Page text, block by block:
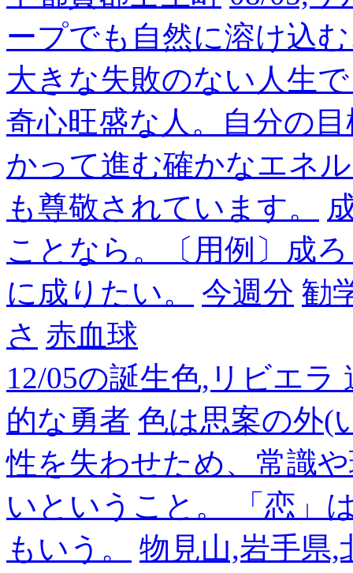
ープでも自然に溶け込
大きな失敗のない人生
奇心旺盛な人。自分の
かって進む確かなエネ
も尊敬されています。
ことなら。〔用例〕成
に成りたい。
今週分 勧
さ 赤血球
12/05の誕生色,リビエ
的な勇者 色は思案の外(
性を失わせため、常識
いということ。 「恋」
もいう。
物見山,岩手県,